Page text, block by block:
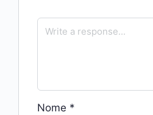
Nome *